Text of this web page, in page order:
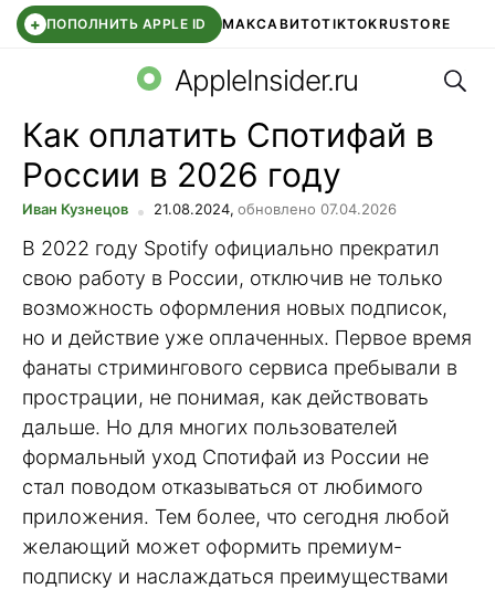
+ ПОПОЛНИТЬ APPLE ID МАКСАВИТОTIKTOKRUSTORE
WB КЛУБIOS 26.6 APPLE ID
AppleInsider.ru
Как оплатить Спотифай в
России в 2026 году
Иван Кузнецов 21.08.2024, обновлено 07.04.2026
В 2022 году Spotify официально прекратил
свою работу в России, отключив не только
возможность оформления новых подписок,
но и действие уже оплаченных. Первое время
фанаты стримингового сервиса пребывали в
прострации, не понимая, как действовать
дальше. Но для многих пользователей
формальный уход Спотифай из России не
стал поводом отказываться от любимого
приложения. Тем более, что сегодня любой
желающий может оформить премиум-
подписку и наслаждаться преимуществами